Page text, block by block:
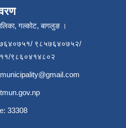
गल्कोट, बागलुङ ।
९८५७६४०७५२/
९८६०४१४८०२
33308